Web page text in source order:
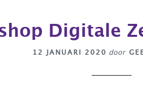
Digitale
12 JANUARI 2020 door